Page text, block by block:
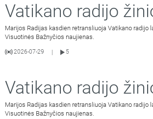
Vatikano radijo
Marijos Radijas kasdien retransliuoja Vatikano radijo
Visuotinės Bažnyčios naujienas.
2026-07-29
5
Vatikano radijo
Marijos Radijas kasdien retransliuoja Vatikano radijo
Visuotinės Bažnyčios naujienas.